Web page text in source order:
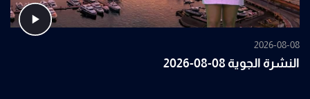
2026-08-08
النشرة الجوية 08-08-2026